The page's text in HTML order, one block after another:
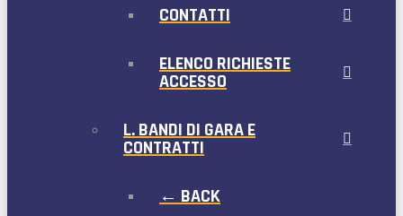
CONTATTI
ELENCO RICHIESTE
ACCESSO
L. BANDI DI GARA E
CONTRATTI
← BACK